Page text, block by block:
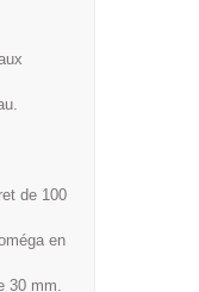
de 100
en
30 mm.